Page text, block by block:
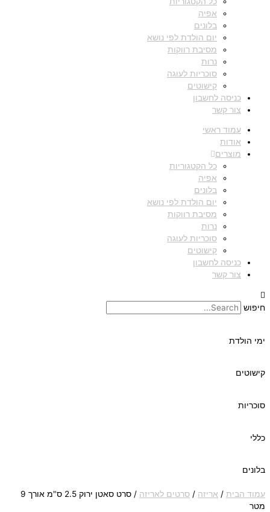
אפיה
בלונים
יום הולדת לפי נושא
מסיבת רווקות
נרות
סוכריות לעוגה
קישוטים
כניסה לחשבון
צור קשר
עמוד ראשי
אודות
מוצרים
כל הקטגוריות
אפיה
בלונים
יום הולדת לפי נושא
מסיבת רווקות
נרות
סוכריות לעוגה
קישוטים
כניסה לחשבון
צור קשר
חיפוש
ימי הולדת
קישוטים
סוכריות
כללי
בלונים
עמוד הבית / אריזה / סרטים לאריזה
/ סרט סאטן ירוק 2.5 ס"מ אורך 9
מטר